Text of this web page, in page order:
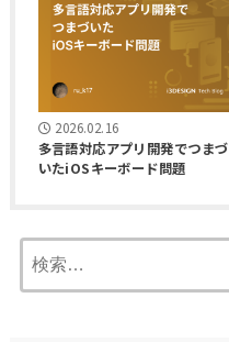
2026.02.16
多言語対応アプリ開発でつまづ
いたiOSキーボード問題